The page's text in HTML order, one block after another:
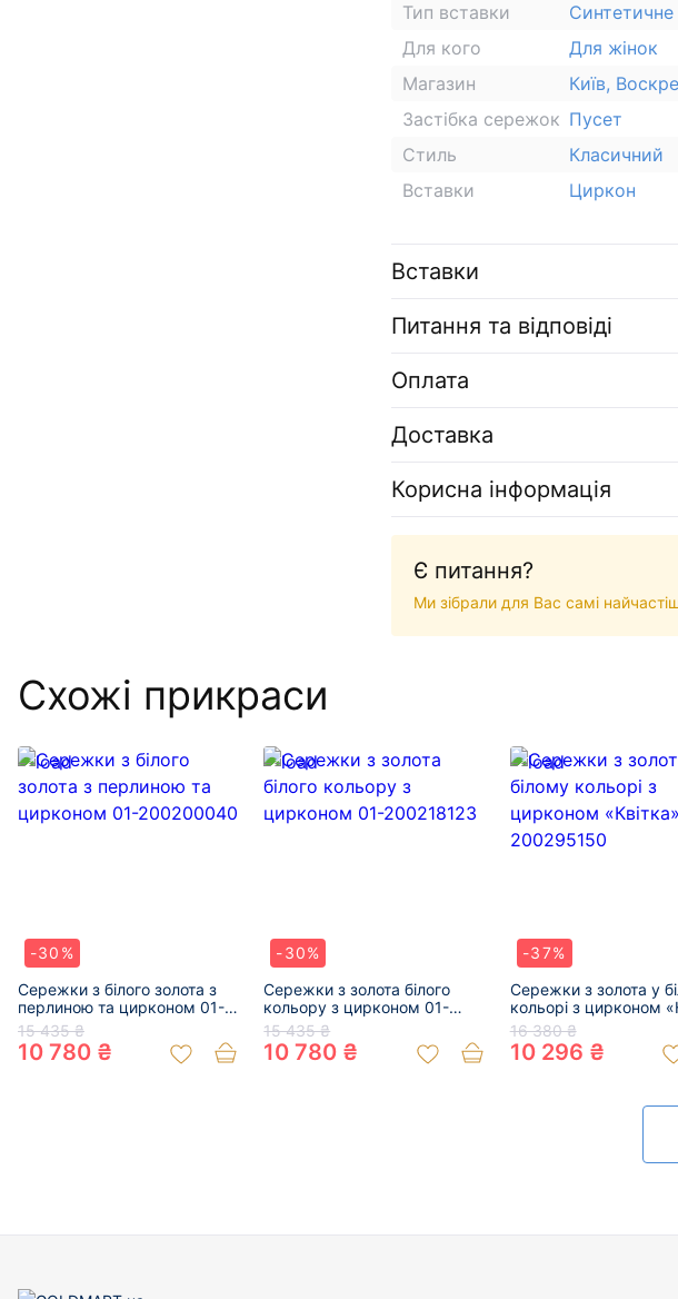
Тип вставки
Синтетичне
Для кого
Для жінок
Магазин
Київ,
Застібка сережок Пусет
Стиль
Класичний
Вставки
Циркон
Вставки
Питання та відповіді
Оплата
Доставка
Корисна інформація
Є питання?
Ми зібрали для Вас самі
Схожі прикраси
-30%
Сережки з білого золота з
перлиною та цирконом 01-
200200040
15 435 ₴
10 780 ₴
-30%
Сережки з золота білого
кольору з цирконом 01-
200218123
15 435 ₴
10 780 ₴
-37%
Сережки з золота у
кольорі з цирконом
01-200295150
16 380 ₴
10 296 ₴